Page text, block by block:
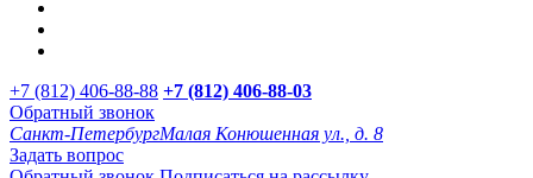
+7 (812) 406-88-88 +7 (812) 406-88-03
Обратный звонок
Санкт-ПетербургМалая Конюшенная ул., д. 8
Задать вопрос